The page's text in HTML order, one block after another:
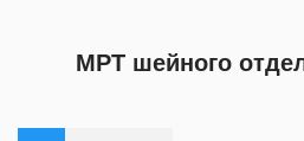
МРТ шейного